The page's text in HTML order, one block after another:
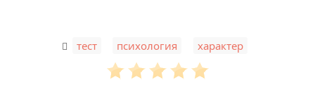
тест психология характер